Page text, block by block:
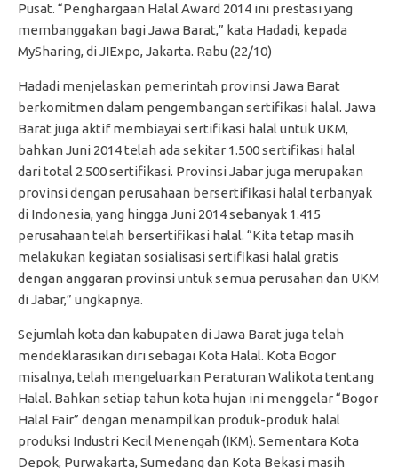
Pusat. “Penghargaan Halal Award 2014 ini prestasi yang
membanggakan bagi Jawa Barat,” kata Hadadi, kepada
MySharing, di JIExpo, Jakarta. Rabu (22/10)
Hadadi menjelaskan pemerintah provinsi Jawa Barat
berkomitmen dalam pengembangan sertifikasi halal. Jawa
Barat juga aktif membiayai sertifikasi halal untuk UKM,
bahkan Juni 2014 telah ada sekitar 1.500 sertifikasi halal
dari total 2.500 sertifikasi. Provinsi Jabar juga merupakan
provinsi dengan perusahaan bersertifikasi halal terbanyak
di Indonesia, yang hingga Juni 2014 sebanyak 1.415
perusahaan telah bersertifikasi halal. “Kita tetap masih
melakukan kegiatan sosialisasi sertifikasi halal gratis
dengan anggaran provinsi untuk semua perusahan dan UKM
di Jabar,” ungkapnya.
Sejumlah kota dan kabupaten di Jawa Barat juga telah
mendeklarasikan diri sebagai Kota Halal. Kota Bogor
misalnya, telah mengeluarkan Peraturan Walikota tentang
Halal. Bahkan setiap tahun kota hujan ini menggelar “Bogor
Halal Fair” dengan menampilkan produk-produk halal
produksi Industri Kecil Menengah (IKM). Sementara Kota
Depok, Purwakarta, Sumedang dan Kota Bekasi masih